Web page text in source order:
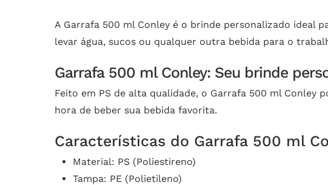
A Garrafa 500 ml Conley é o brinde personalizado ideal
levar água, sucos ou qualquer outra bebida para o
Garrafa 500 ml Conley: Seu brinde
Feito em PS de alta qualidade, o Garrafa 500 ml
hora de beber sua bebida favorita.
Características do Garrafa 500 ml
Material: PS (Poliestireno)
Tampa: PE (Polietileno)